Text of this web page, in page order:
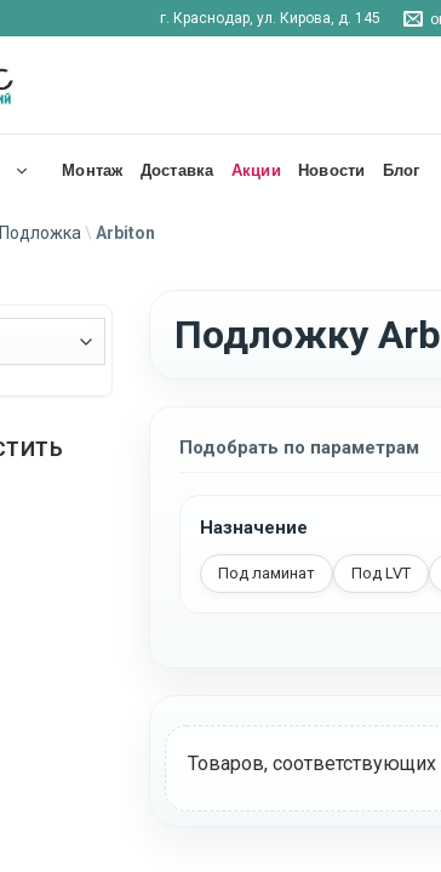
г. Краснодар, ул. Кирова, д. 145
Монтаж Доставка Акции Новости Блог
Подложка \ Arbiton
Подложку
Подобрать по параметрам
Назначение
Под ламинат Под LVT
Товаров,